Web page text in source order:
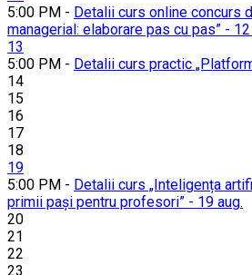
5:00 PM - Detalii curs online concurs
managerial: elaborare pas cu pas” -
13
5:00 PM - Detalii curs practic
14
15
16
17
18
19
5:00 PM - Detalii curs „Inteligența
primii pași pentru profesori” - 19 aug.
20
21
22
23